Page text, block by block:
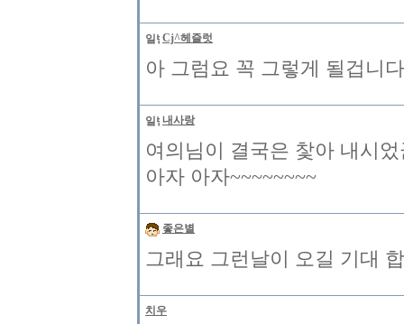
Cj^헤즐럿
아 그럼요 꼭 그렇게 될겁니
내사랑
여의님이 결국은 찿아 내시
아자 아자~~~~~~~~
좋은별
그래요 그런날이 오길 기대
치우